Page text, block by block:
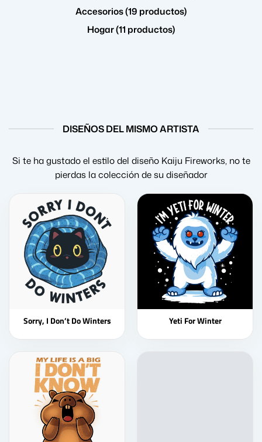
Accesorios (19 productos)
Hogar (11 productos)
DISEÑOS DEL MISMO ARTISTA
Si te ha gustado el estilo del diseño Kaiju Fireworks, no te
pierdas la colección de su diseñador
Sorry, I Don’t Do Winters Yeti For Winter